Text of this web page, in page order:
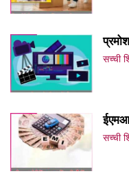
सच्ची
सच्ची